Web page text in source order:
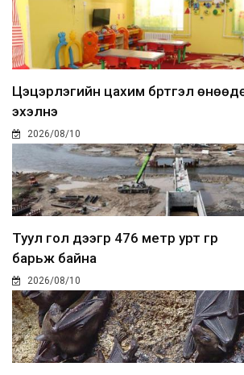
Цэцэрлэгийн цахим бүртгэл
эхэлнэ
2026/08/10
Туул гол дээгүүр 476 метр урт гүүр
барьж байна
2026/08/10